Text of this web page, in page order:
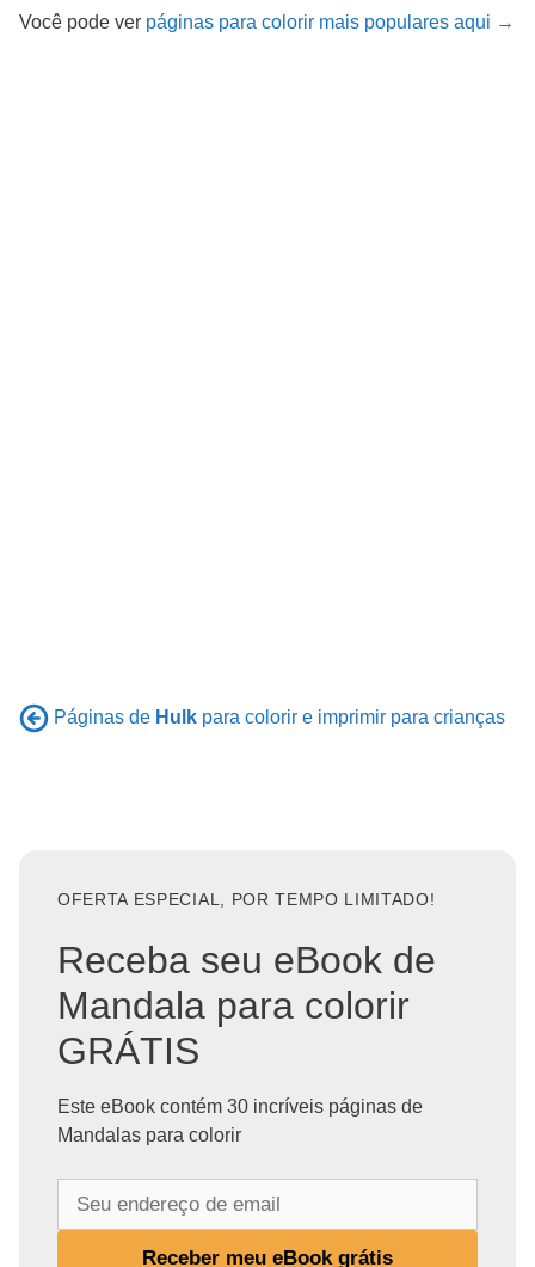
Você pode ver páginas para colorir mais populares aqui →
Páginas de Hulk para colorir e imprimir para crianças
OFERTA ESPECIAL, POR TEMPO LIMITADO!
Receba seu eBook de
Mandala para colorir
GRÁTIS
Este eBook contém 30 incríveis páginas de
Mandalas para colorir
Receber meu eBook grátis